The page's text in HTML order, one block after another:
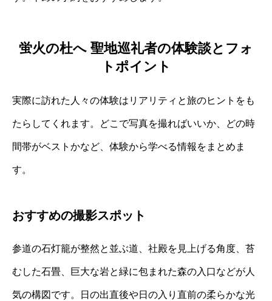
蛍火の杜へ 聖地巡礼者の体験談とフォ
トポイント
実際に訪れた人々の体験はリアリティと旅のヒントをも
たらしてくれます。どこで写真を撮ればいいか、どの時
間帯がベストかなど、体験から学べる情報をまとめま
す。
おすすめの撮影スポット
参道の石灯籠が整然と並ぶ道、社殿を見上げる角度、苔
むした石畳、巨大な岩と緑に包まれた森の入口などが人
気の構図です。日の出直後や日の入り直前の柔らかな光